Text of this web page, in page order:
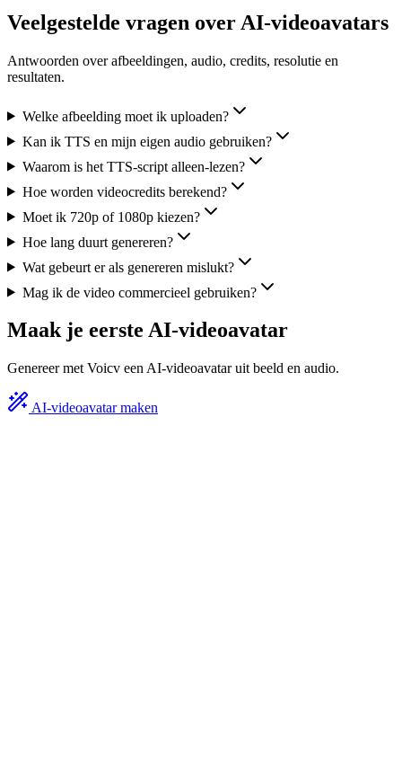
Veelgestelde vragen over AI-videoavatars
Antwoorden over afbeeldingen, audio, credits, resolutie en
resultaten.
Welke afbeelding moet ik uploaden?
Kan ik TTS en mijn eigen audio gebruiken?
Waarom is het TTS-script alleen-lezen?
Hoe worden videocredits berekend?
Moet ik 720p of 1080p kiezen?
Hoe lang duurt genereren?
Wat gebeurt er als genereren mislukt?
Mag ik de video commercieel gebruiken?
Maak je eerste AI-videoavatar
Genereer met Voicv een AI-videoavatar uit beeld en audio.
AI-videoavatar maken